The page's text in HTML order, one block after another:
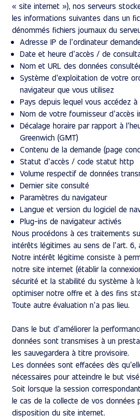
« site internet »), nos serveurs
les informations suivantes dans un
dénommés fichiers journaux du
Adresse IP de l’ordinateur
Date et heure d’accès / de
Nom et URL des données
Système d’exploitation de votre
navigateur que vous utilisez
Pays depuis lequel vous accédez
Nom de votre fournisseur d’accès
Décalage horaire par rapport à
Greenwich (GMT)
Contenu de la demande (page
Statut d’accès / code statut http
Volume respectif de données
Dernier site consulté
Paramètres du navigateur
Langue et version du logiciel de
Plug-ins de navigateur activés
Nous procédons à ces traitements
intérêts légitimes au sens de l’art. 6,
Notre intérêt légitime consiste à
notre site internet (établir la
sécurité et la stabilité du système à
optimiser notre offre et à des fins
Toute autre évaluation n’a pas lieu.
Dans le but d’améliorer la
données sont transmises à un
les sauvegardera à titre provisoire.
Les données sont effacées dès
nécessaires pour atteindre le but
Soit lorsque la session
le cas de la collecte de vos données
disposition du site internet.